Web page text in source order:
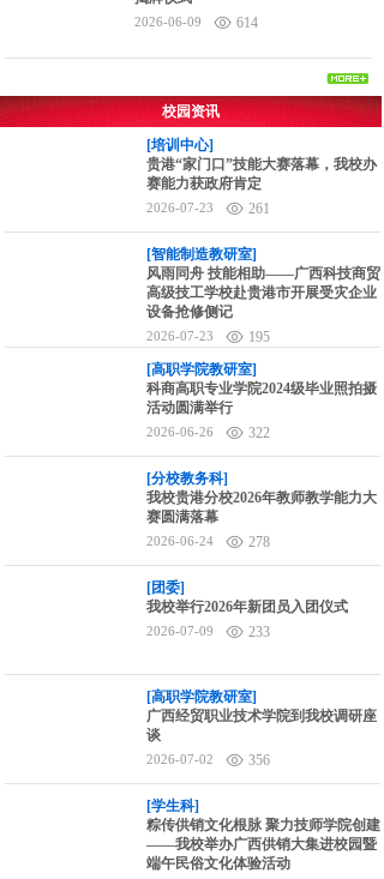
2026-06-09 614
校园资讯
[培训中心]
贵港“家门口”技能大赛落幕，我校办
赛能力获政府肯定
2026-07-23 261
[智能制造教研室]
风雨同舟 技能相助——广西科技商贸
高级技工学校赴贵港市开展受灾企业
设备抢修侧记
2026-07-23
195
[高职学院教研室]
科商高职专业学院2024级毕业照拍摄
活动圆满举行
2026-06-26 322
[分校教务科]
我校贵港分校2026年教师教学能力大
赛圆满落幕
2026-06-24 278
[团委]
我校举行2026年新团员入团仪式
2026-07-09 233
[高职学院教研室]
广西经贸职业技术学院到我校调研座
谈
2026-07-02 356
[学生科]
粽传供销文化根脉 聚力技师学院创建
——我校举办广西供销大集进校园暨
端午民俗文化体验活动